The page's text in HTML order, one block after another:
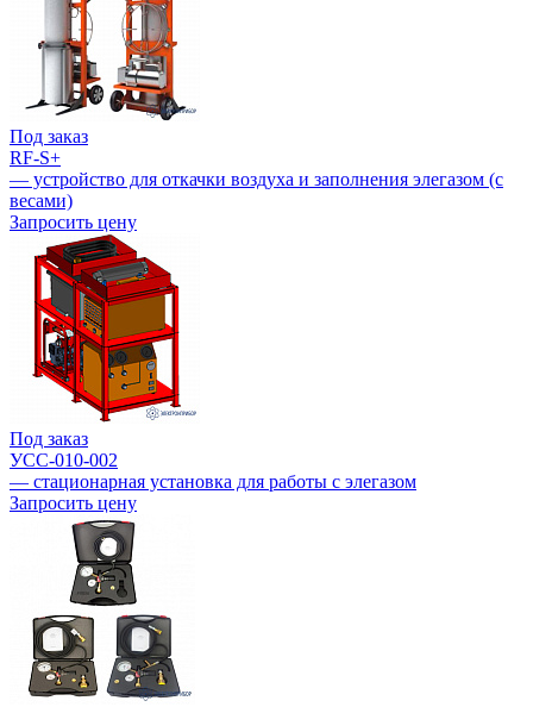
Под заказ
RF-S+
— устройство для откачки воздуха и заполнения элегазом (с
весами)
Запросить цену
Под заказ
УСС-010-002
— стационарная установка для работы с элегазом
Запросить цену